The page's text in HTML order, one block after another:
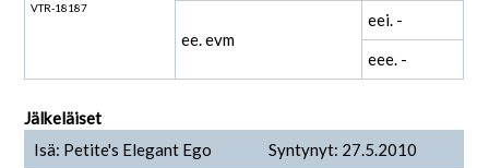
VTR-18187
ee. evm
eei. -
eee. -
Jälkeläiset
Isä: Petite's Elegant Ego
Syntynyt: 27.5.2010